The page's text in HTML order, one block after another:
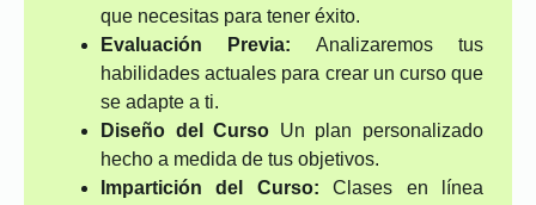
que necesitas para tener éxito.
Evaluación Previa: Analizaremos tus
habilidades actuales para crear un curso que
se adapte a ti.
Diseño del Curso Un plan personalizado
hecho a medida de tus objetivos.
Impartición del Curso: Clases en línea